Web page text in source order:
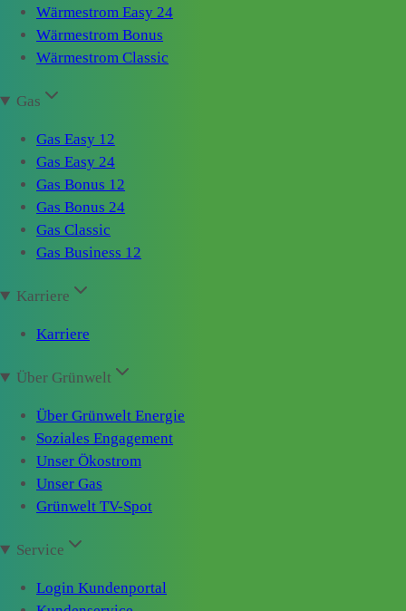
Wärmestrom Easy 24
Wärmestrom Bonus
Wärmestrom Classic
Gas
Gas Easy 12
Gas Easy 24
Gas Bonus 12
Gas Bonus 24
Gas Classic
Gas Business 12
Karriere
Karriere
Über Grünwelt
Über Grünwelt Energie
Soziales Engagement
Unser Ökostrom
Unser Gas
Grünwelt TV-Spot
Service
Login Kundenportal